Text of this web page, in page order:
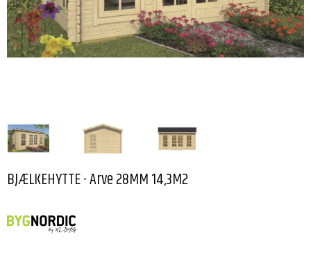
BJÆLKEHYTTE - Arve 28MM 14,3M2